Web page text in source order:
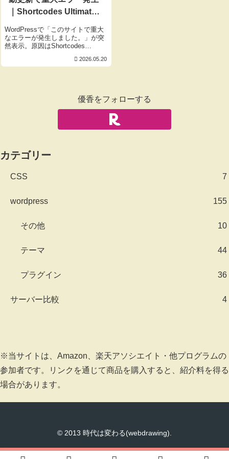
｜Shortcodes Ultimate
地獄の1日【実体験】
WordPressで「このサイトで重大
なエラーが発生しました。」が突
然表示。原因はShortcodes
ーマsidebar.phpのカンマ抜けとい
2026.05.20
優香をフォローする
カテゴリー
CSS 7
wordpress 155
その他 10
テーマ 44
プラグイン 36
サーバー比較 4
※当サイトは、Amazon、楽天アソシエイト・他プログラムの
参加者です。リンクを通じて商品を購入すると、紹介料を得る
場合があります。
© 2013 時代は変わる(webdrawing).